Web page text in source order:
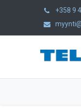
+358 9